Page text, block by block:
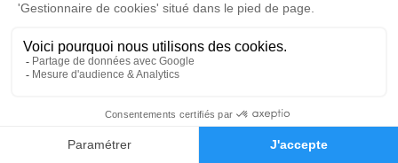
Faire-part Hommages
mardi 04 février 2025 à 10h30
Crématorium du Caudrésis et du Catésis de
Rue du Crématorium